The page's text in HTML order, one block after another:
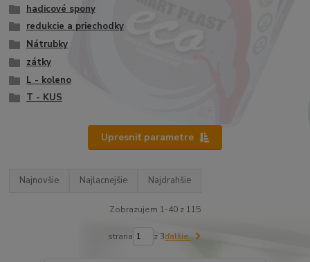
hadicové spony
redukcie a priechodky
Nátrubky
zátky
L - koleno
T - KUS
Upresniť parametre
Najnovšie Najlacnejšie Najdrahšie
Zobrazujem 1-40 z 115
strana z 3ďalšie